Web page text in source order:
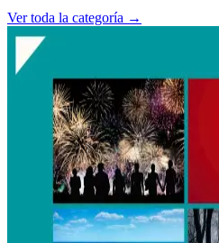
Ver toda la categoría →